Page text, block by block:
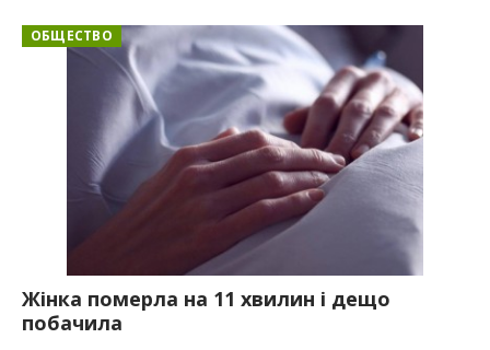
ОБЩЕСТВО
Жінка померла на 11 хвилин і дещо
побачила